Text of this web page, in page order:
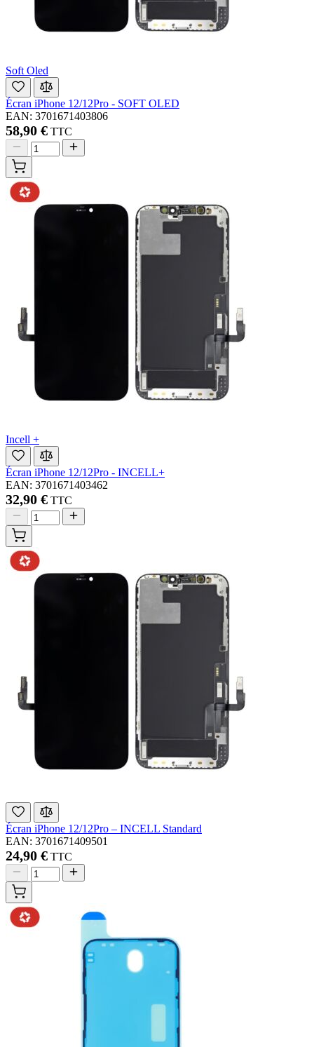
Soft Oled
Écran iPhone 12/12Pro - SOFT OLED
EAN: 3701671403806
58,90 € TTC
Incell +
Écran iPhone 12/12Pro - INCELL+
EAN: 3701671403462
32,90 € TTC
Écran iPhone 12/12Pro – INCELL Standard
EAN: 3701671409501
24,90 € TTC